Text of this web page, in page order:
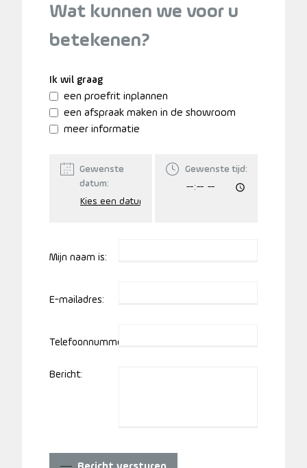
Wat kunnen we voor u
betekenen?
Ik wil graag
een proefrit inplannen
een afspraak maken in de showroom
meer informatie
Gewenste
datum:
Gewenste tijd:
Mijn naam is:
E-mailadres:
Telefoonnummer:
Bericht: